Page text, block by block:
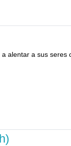
alentar a sus